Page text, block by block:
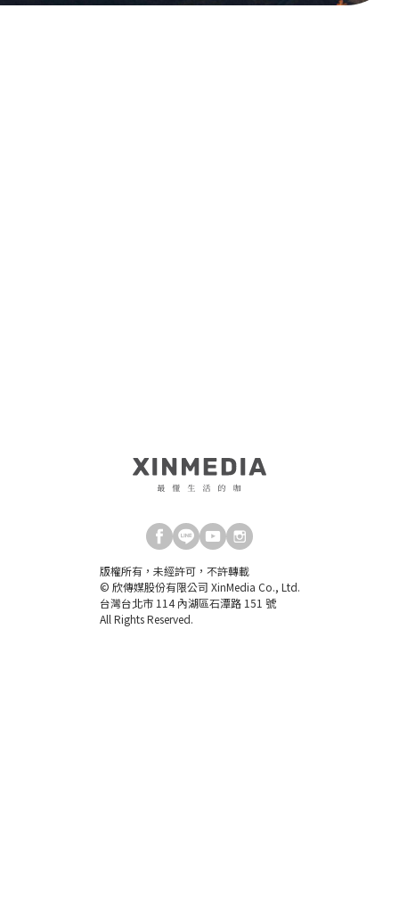
版權所有，未經許可，不許轉載
© 欣傳媒股份有限公司 XinMedia Co., Ltd.
台灣台北市 114 內湖區石潭路 151 號
All Rights Reserved.